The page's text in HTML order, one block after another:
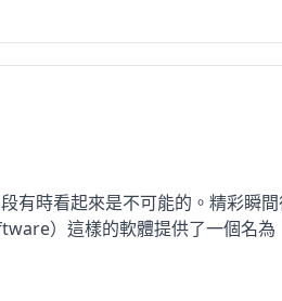
有時看起來是不可能的。精彩瞬間
）這樣的軟體提供了一個名為